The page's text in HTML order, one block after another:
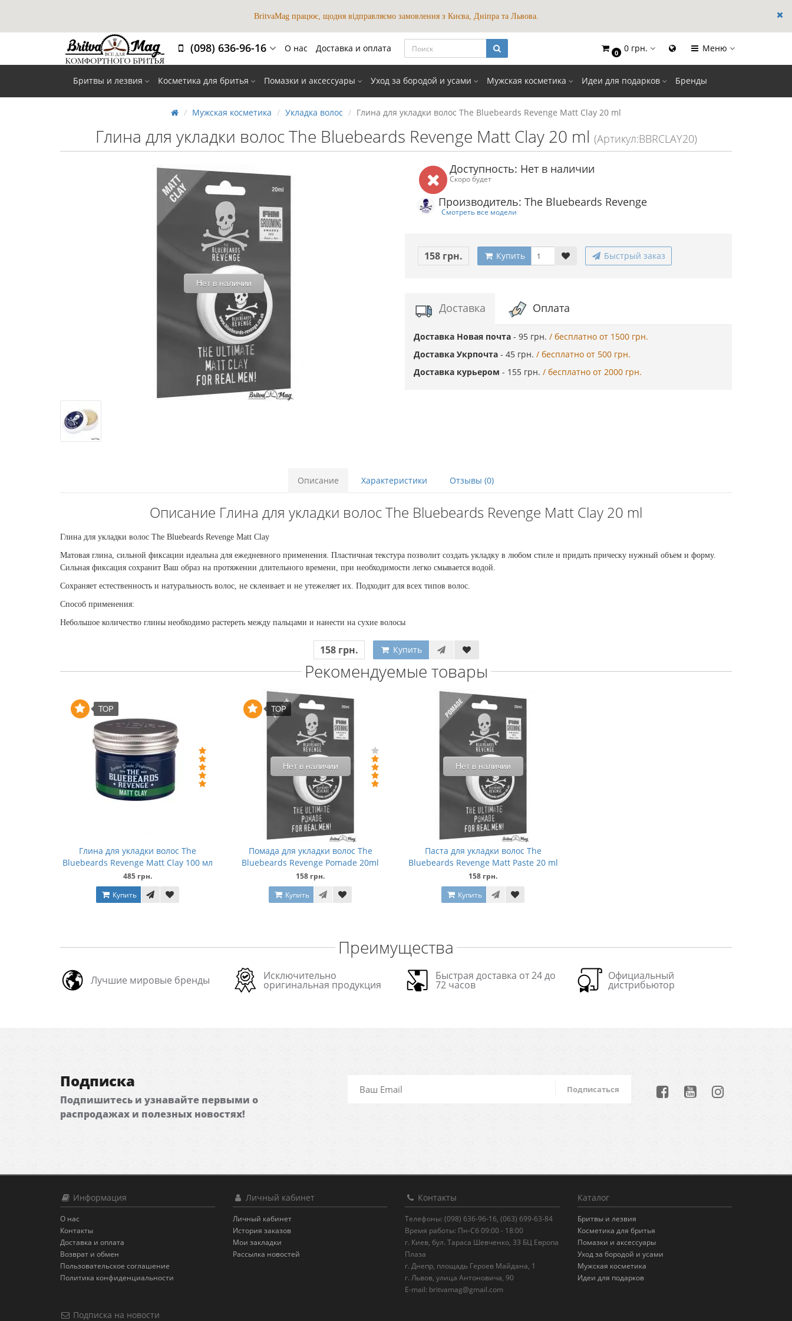
BritvaMag працює, щодня відправляємо замовлення з Києва, Дніпра та Львова.
(098) 636-96-16 О нас Доставка и оплата 0 0 грн. Меню
Бритвы и лезвия Косметика для бритья Помазки и аксессуары Уход за бородой и усами Мужская косметика Идеи для подарков Бренды
Мужская косметика Укладка волос Глина для укладки волос The Bluebeards Revenge Matt Clay 20 ml
закрыть
Глина для укладки волос The Bluebeards Revenge Matt Clay 20 ml (Артикул:BBRCLAY20)
Нет в наличии
Доступность: Нет в наличии
Скоро будет
Производитель: The Bluebeards Revenge
Смотреть все модели
158 грн. Купить Быстрый заказ
Доставка Оплата
Доставка Новая почта - 95 грн. / бесплатно от 1500 грн.
Доставка Укрпочта - 45 грн. / бесплатно от 500 грн.
Доставка курьером - 155 грн. / бесплатно от 2000 грн.
Описание Характеристики Отзывы (0)
Описание Глина для укладки волос The Bluebeards Revenge Matt Clay 20 ml
Глина для укладки волос The Bluebeards Revenge Matt Clay
Матовая глина, сильной фиксации идеальна для ежедневного применения. Пластичная текстура позволит создать укладку в любом стиле и придать прическу нужный объем и форму.
Сильная фиксация сохранит Ваш образ на протяжении длительного времени, при необходимости легко смывается водой.
Сохраняет естественность и натуральность волос, не склеивает и не утежеляет их. Подходит для всех типов волос.
Способ применения:
Небольшое количество глины необходимо растереть между пальцами и нанести на сухие волосы
158 грн. Купить
Рекомендуемые товары
TOP
Глина для укладки волос The
Bluebeards Revenge Matt Clay 100 мл
485 грн.
Купить
TOP
Нет в наличии
Помада для укладки волос The
Bluebeards Revenge Pomade 20ml
158 грн.
Купить
Нет в наличии
Паста для укладки волос The
Bluebeards Revenge Matt Paste 20 ml
158 грн.
Купить
Преимущества
Лучшие мировые бренды Исключительно
оригинальная продукция
Быстрая доставка от 24 до
72 часов
Официальный
дистрибьютор
Подписка
Подпишитесь и узнавайте первыми о
распродажах и полезных новостях!
Подписаться
Информация
О нас
Контакты
Доставка и оплата
Возврат и обмен
Пользовательское соглашение
Политика конфиденциальности
Личный кабинет
Личный кабинет
История заказов
Мои закладки
Рассылка новостей
Контакты
Телефоны: (098) 636-96-16, (063) 699-63-84
Время работы: Пн-Сб 09:00 - 18:00
г. Киев, бул. Тараса Шевченко, 33 БЦ Европа
Плаза
г. Днепр, площадь Героев Майдана, 1
г. Львов, улица Антоновича, 90
E-mail: britvamag@gmail.com
Каталог
Бритвы и лезвия
Косметика для бритья
Помазки и аксессуары
Уход за бородой и усами
Мужская косметика
Идеи для подарков
Подписка на новости